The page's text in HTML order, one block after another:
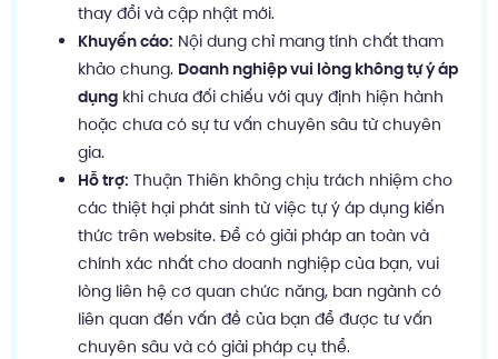
thay đổi và cập nhật mới.
Khuyến cáo: Nội dung chỉ mang tính chất tham
khảo chung. Doanh nghiệp vui lòng không tự ý áp
dụng khi chưa đối chiếu với quy định hiện hành
hoặc chưa có sự tư vấn chuyên sâu từ chuyên
gia.
Hỗ trợ: Thuận Thiên không chịu trách nhiệm cho
các thiệt hại phát sinh từ việc tự ý áp dụng kiến
thức trên website. Để có giải pháp an toàn và
chính xác nhất cho doanh nghiệp của bạn, vui
lòng liên hệ cơ quan chức năng, ban ngành có
liên quan đến vấn đề của bạn để được tư vấn
chuyên sâu và có giải pháp cụ thể.